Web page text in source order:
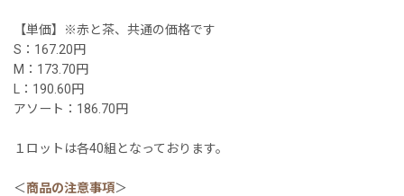
【単価】※赤と茶、共通の価格です
S：167.20円
M：173.70円
L：190.60円
アソート：186.70円
１ロットは各40組となっております。
＜商品の注意事項＞